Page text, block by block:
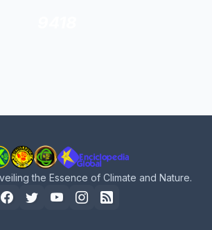
the Essence of Climate and Nature.